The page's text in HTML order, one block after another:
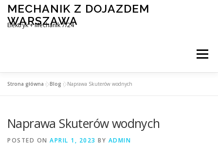
Skip
content
MECHANIK Z DOJAZDEM
WARSZAWA
Elektryk + Mechanik 7/24
Menu
ELEKTRYK SAMOCHODOWY BLOG
Strona główna »Blog »Naprawa Skuterów wodnych
Naprawa Skuterów wodnych
POSTED ON APRIL 1, 2023 BY ADMIN